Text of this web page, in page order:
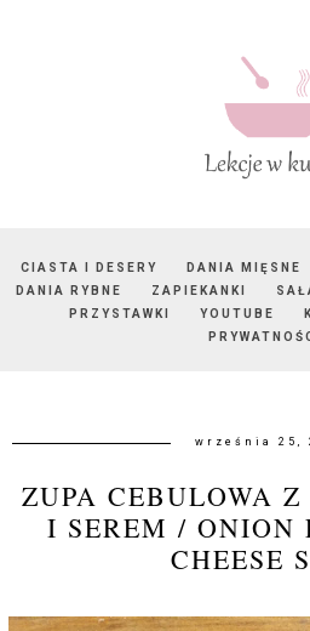
CIASTA I DESERY DANIA MIĘSNE
DANIA RYBNE
ZAPIEKANKI
PRZYSTAWKI
YOUTUBE
września 25,
ZUPA CEBULOWA
I SEREM / ONION
CHEESE